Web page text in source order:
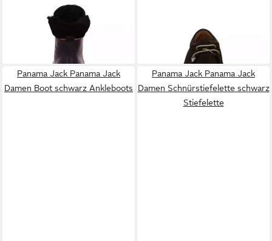
PANAMA JACK
Stiefel
Light/060685 Velour
Schnürschuhe braun
Schnürschuh
Panama Jack Panama Jack
Damen Boot schwarz Ankleboots
Panama Jack Panama Jack
Damen Schnürstiefelette schwarz
Stiefelette